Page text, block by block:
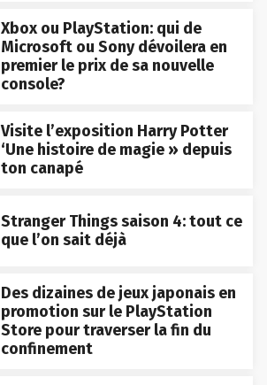
Xbox ou PlayStation: qui de
Microsoft ou Sony dévoilera en
premier le prix de sa nouvelle
console?
Visite l’exposition Harry Potter
‘Une histoire de magie » depuis
ton canapé
Stranger Things saison 4: tout ce
que l’on sait déjà
Des dizaines de jeux japonais en
promotion sur le PlayStation
Store pour traverser la fin du
confinement